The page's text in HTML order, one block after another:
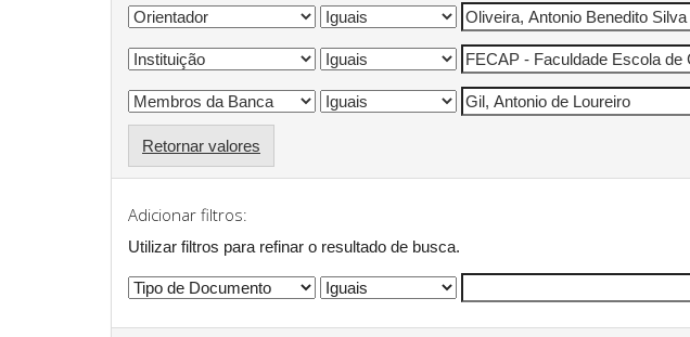
Retornar valores
Adicionar filtros:
Utilizar filtros para refinar o resultado de busca.